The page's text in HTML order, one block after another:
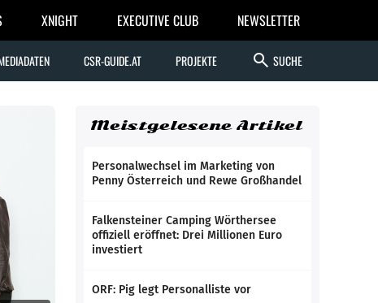
XNIGHT EXECUTIVE CLUB NEWSLETTER
CSR-GUIDE.AT PROJEKTE search SUCHE
Meistgelesene Artikel
Personalwechsel im Marketing von
Penny Österreich und Rewe Großhandel
Falkensteiner Camping Wörthersee
offiziell eröffnet: Drei Millionen Euro
investiert
ORF: Pig legt Personalliste vor